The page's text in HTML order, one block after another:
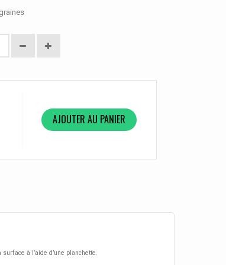
AJOUTER AU PANIER
à l’aide d’une planchette.